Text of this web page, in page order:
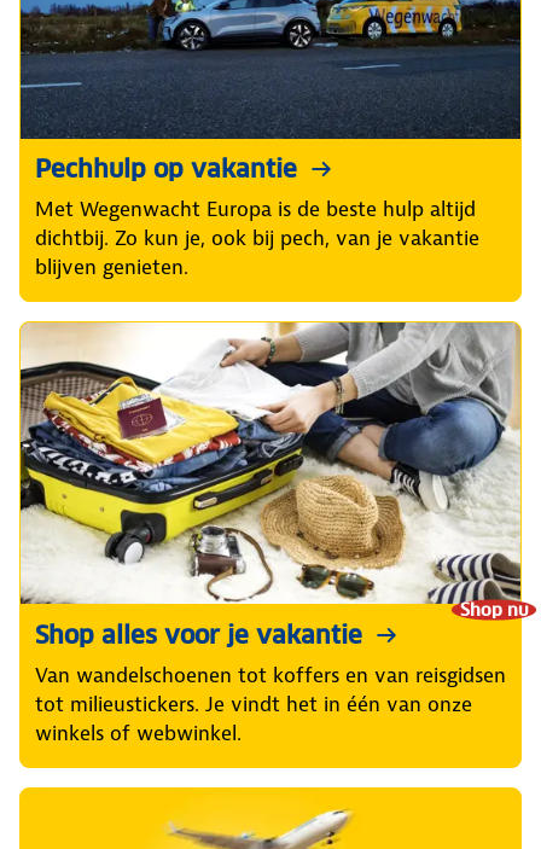
Pechhulp op vakantie
Met Wegenwacht Europa is de beste hulp altijd
dichtbij. Zo kun je, ook bij pech, van je vakantie
blijven genieten.
Shop nu
Shop alles voor je vakantie
Van wandelschoenen tot koffers en van reisgidsen
tot milieustickers. Je vindt het in één van onze
winkels of webwinkel.